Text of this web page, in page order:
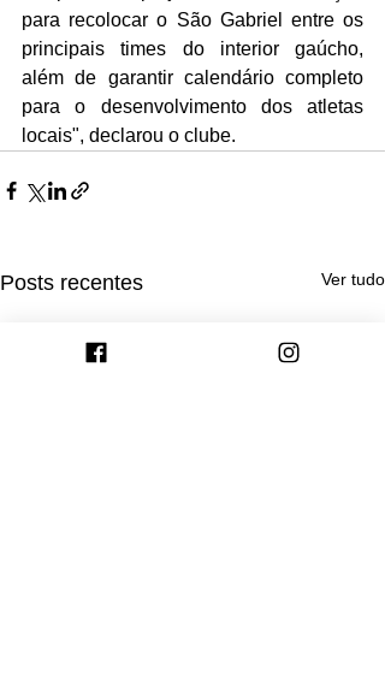
para recolocar o São Gabriel entre os
principais times do interior gaúcho,
além de garantir calendário completo
para o desenvolvimento dos atletas
locais", declarou o clube.
Posts recentes Ver tudo